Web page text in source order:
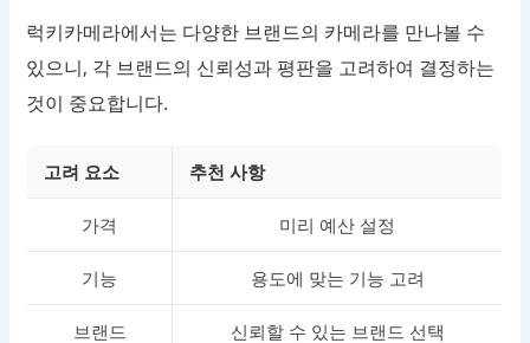
럭키카메라에서는 다양한 브랜드의 카메라를 만나볼 수
있으니, 각 브랜드의 신뢰성과 평판을 고려하여 결정하는
것이 중요합니다.
고려 요소 추천 사항
가격 미리 예산 설정
기능 용도에 맞는 기능 고려
브랜드 신뢰할 수 있는 브랜드 선택